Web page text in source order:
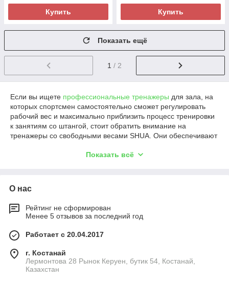
Купить Купить
Показать ещё
1 / 2
Если вы ищете профессиональные тренажеры для зала, на
которых спортсмен самостоятельно сможет регулировать
рабочий вес и максимально приблизить процесс тренировки
к занятиям со штангой, стоит обратить внимание на
тренажеры со свободными весами SHUA. Они обеспечивают
биомеханику движений. Купить тренажеры на свободных
Особенности тренажеров на свободных
весах
Компания SHUA - один из наиболее крупных мировых
производителей коммерческого фитнес-оборудования. Ее
тренажеры разработаны с учетом требований
профессионального спорта и многолетних исследований в
области эргономики. Представленные на сайте тренажеры сс
Показать всё
О нас
Рейтинг не сформирован
Менее 5 отзывов за последний год
Работает с 20.04.2017
г. Костанай
Лермонтова 28 Рынок Керуен, бутик 54, Костанай,
Казахстан